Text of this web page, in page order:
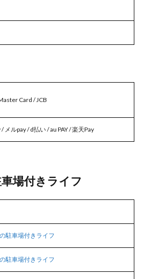
Card / JCB
/ メルpay / d払い / au PAY / 楽天Pay
場付きライフ
駐車場付きライフ
駐車場付きライフ